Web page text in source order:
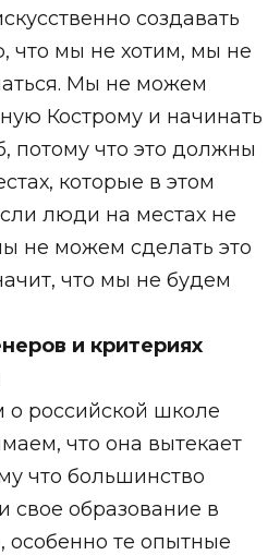
создавать
что мы не хотим, мы не
Мы не можем
Кострому и начинать
потому что это должны
которые в этом
люди на местах не
не можем сделать это
что мы не будем
и критериях
о российской школе
что она вытекает
что большинство
свое образование в
особенно те опытные